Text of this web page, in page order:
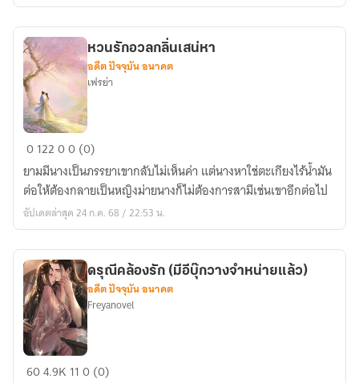
หวน
อวล
กลิ่น
เสน่หา
หวนรักอวลกลิ่นเสน่หา
อดีต ปัจจุบัน อนาคต
เฟรย่า
012200 (0)
ยามมีนางเป็นภรรยาเขากลับไม่เห็นค่า แต่นางหาใช่ตะเกียงไร้น้ำมัน
ต่อให้ต้องกลายเป็นหญิงม่ายนางก็ไม่ต้องการสามีเช่นเขาอีกต่อไป
อัปเดตล่าสุด 24 ก.ค. 68 / 22:53 น.
ดรุณี
ดรุณีคล้องรัก (มีอีบุ๊กวางจำหน่ายแล้ว)
อดีต ปัจจุบัน อนาคต
Freyanovel
604.9K 110 (0)